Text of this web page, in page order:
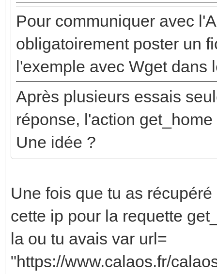
Pour communiquer avec
obligatoirement poster un
l'exemple avec Wget dans
Après plusieurs essais
réponse, l'action
Une idée ?
Une fois que tu as
cette ip pour la requette
la ou tu avais var url=
"https://www.calaos.fr/